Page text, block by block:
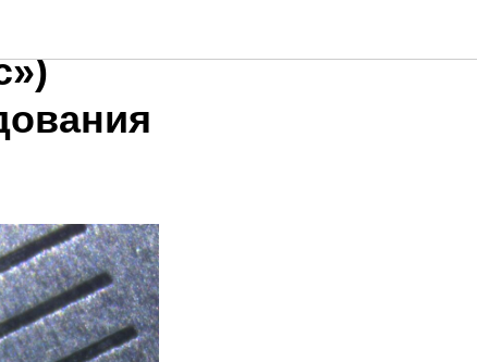
РАН